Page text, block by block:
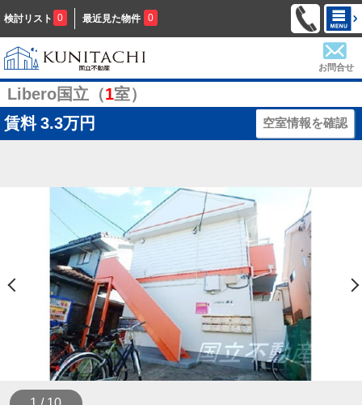
検討リスト 0 最近見た物件 0
お問合せ
Libero国立（1室）
賃料 3.3万円 空室情報を確認